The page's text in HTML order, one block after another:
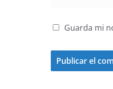
Guarda mi